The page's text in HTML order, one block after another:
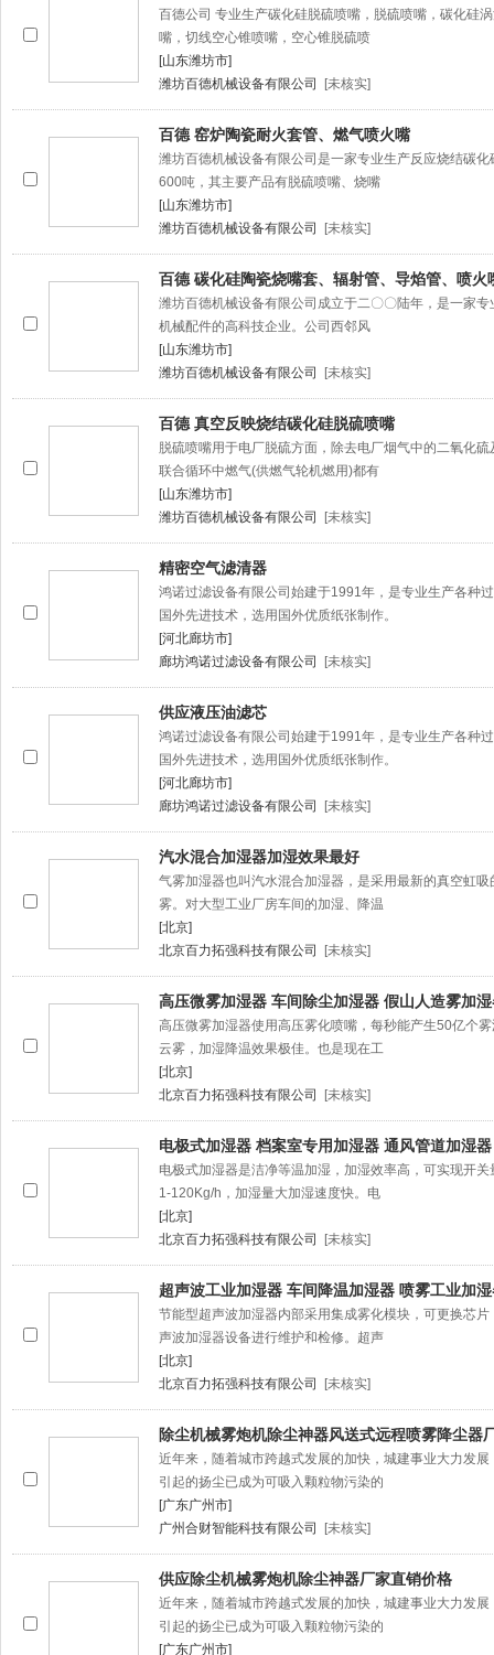
百德公司 专业生产碳化硅脱硫喷嘴，脱硫喷嘴，碳化硅
嘴，切线空心锥喷嘴，空心锥脱硫喷
[山东潍坊市]
潍坊百德机械设备有限公司
[未核实]
百德 窑炉陶瓷耐火套管、燃气喷火嘴
潍坊百德机械设备有限公司是一家专业生产反应烧结碳
600吨，其主要产品有脱硫喷嘴、烧嘴
[山东潍坊市]
潍坊百德机械设备有限公司
[未核实]
百德 碳化硅陶瓷烧嘴套、辐射管、导焰管、喷火
潍坊百德机械设备有限公司成立于二〇〇陆年，是一家
机械配件的高科技企业。公司西邻风
[山东潍坊市]
潍坊百德机械设备有限公司
[未核实]
百德 真空反映烧结碳化硅脱硫喷嘴
脱硫喷嘴用于电厂脱硫方面，除去电厂烟气中的二氧化
联合循环中燃气(供燃气轮机燃用)都有
[山东潍坊市]
潍坊百德机械设备有限公司
[未核实]
精密空气滤清器
鸿诺过滤设备有限公司始建于1991年，是专业生产各种
国外先进技术，选用国外优质纸张制作。
[河北廊坊市]
廊坊鸿诺过滤设备有限公司
[未核实]
供应液压油滤芯
鸿诺过滤设备有限公司始建于1991年，是专业生产各种
国外先进技术，选用国外优质纸张制作。
[河北廊坊市]
廊坊鸿诺过滤设备有限公司
[未核实]
汽水混合加湿器加湿效果最好
气雾加湿器也叫汽水混合加湿器，是采用最新的真空虹
雾。对大型工业厂房车间的加湿、降温
[北京]
北京百力拓强科技有限公司
[未核实]
高压微雾加湿器 车间除尘加湿器 假山人造雾加
高压微雾加湿器使用高压雾化喷嘴，每秒能产生50亿个
云雾，加湿降温效果极佳。也是现在工
[北京]
北京百力拓强科技有限公司
[未核实]
电极式加湿器 档案室专用加湿器 通风管道加湿器
电极式加湿器是洁净等温加湿，加湿效率高，可实现开
1-120Kg/h，加湿量大加湿速度快。电
[北京]
北京百力拓强科技有限公司
[未核实]
超声波工业加湿器 车间降温加湿器 喷雾工业加
节能型超声波加湿器内部采用集成雾化模块，可更换芯
声波加湿器设备进行维护和检修。超声
[北京]
北京百力拓强科技有限公司
[未核实]
除尘机械雾炮机除尘神器风送式远程喷雾降尘器
近年来，随着城市跨越式发展的加快，城建事业大力发
引起的扬尘已成为可吸入颗粒物污染的
[广东广州市]
广州合财智能科技有限公司
[未核实]
供应除尘机械雾炮机除尘神器厂家直销价格
近年来，随着城市跨越式发展的加快，城建事业大力发
引起的扬尘已成为可吸入颗粒物污染的
[广东广州市]